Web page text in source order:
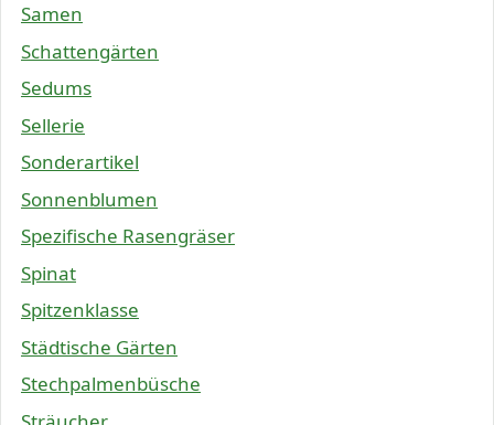
Samen
Schattengärten
Sedums
Sellerie
Sonderartikel
Sonnenblumen
Spezifische Rasengräser
Spinat
Spitzenklasse
Städtische Gärten
Stechpalmenbüsche